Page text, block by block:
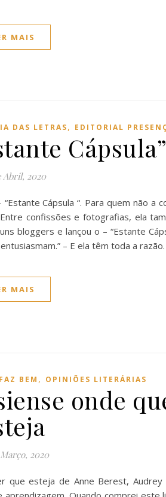
MAIS
DAS LETRAS, EDITORIAL
Cápsula”
Abril, 2020
Cápsula “. Para quem não a
confissões e fotografias, ela
bloggers e lançou o – “Estante
– E ela têm toda a razão.
MAIS
BEM , OPINIÕES LITERÁRIAS
onde
2020
que esteja de Anne Berest, Audrey